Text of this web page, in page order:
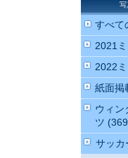
写
すべて
2021
2022
紙面掲
ウィン
ツ
サッカ